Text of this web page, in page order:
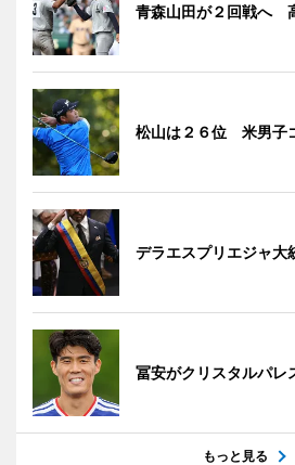
青森山田が２回戦へ
松山は２６位 米男子
デラエスプリエジャ大
冨安がクリスタルパレ
もっと見る